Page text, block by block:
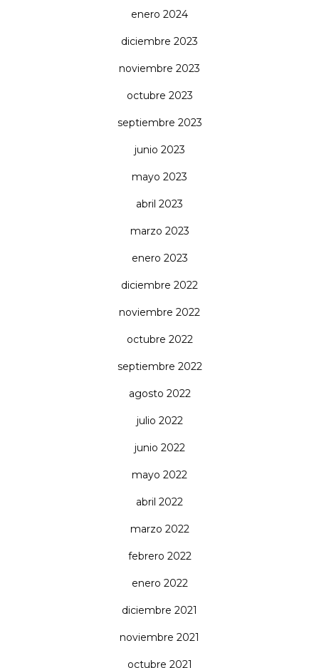
enero 2024
diciembre 2023
noviembre 2023
octubre 2023
septiembre 2023
junio 2023
mayo 2023
abril 2023
marzo 2023
enero 2023
diciembre 2022
noviembre 2022
octubre 2022
septiembre 2022
agosto 2022
julio 2022
junio 2022
mayo 2022
abril 2022
marzo 2022
febrero 2022
enero 2022
diciembre 2021
noviembre 2021
octubre 2021